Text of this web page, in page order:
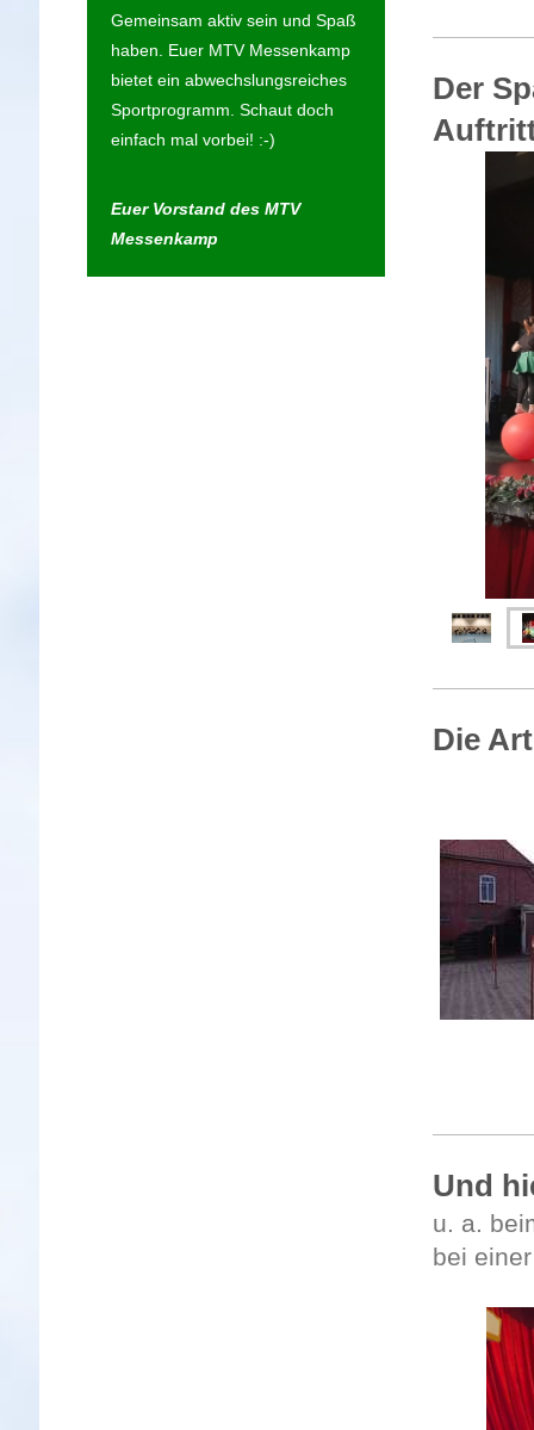
Der
Die
Und
u. a.
bei
Gemeinsam aktiv sein und Spaß
haben. Euer MTV Messenkamp
bietet ein abwechslungsreiches
Sportprogramm. Schaut doch
einfach mal vorbei! :-)
Euer Vorstand des MTV
Messenkamp